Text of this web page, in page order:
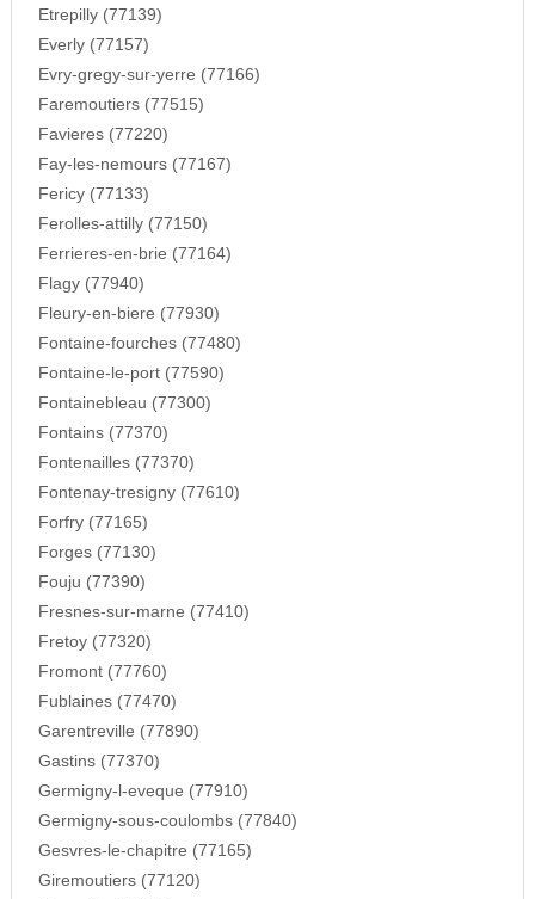
Etrepilly (77139)
Everly (77157)
Evry-gregy-sur-yerre (77166)
Faremoutiers (77515)
Favieres (77220)
Fay-les-nemours (77167)
Fericy (77133)
Ferolles-attilly (77150)
Ferrieres-en-brie (77164)
Flagy (77940)
Fleury-en-biere (77930)
Fontaine-fourches (77480)
Fontaine-le-port (77590)
Fontainebleau (77300)
Fontains (77370)
Fontenailles (77370)
Fontenay-tresigny (77610)
Forfry (77165)
Forges (77130)
Fouju (77390)
Fresnes-sur-marne (77410)
Fretoy (77320)
Fromont (77760)
Fublaines (77470)
Garentreville (77890)
Gastins (77370)
Germigny-l-eveque (77910)
Germigny-sous-coulombs (77840)
Gesvres-le-chapitre (77165)
Giremoutiers (77120)